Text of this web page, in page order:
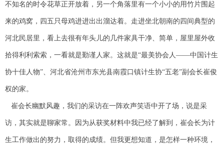
不知名的时令花草正开放着，另一个角落里有一个小小的用竹片围起
来的鸡窝，四五只母鸡进进出出溜达着。走进坐北朝南的四间典型的
河北民居里，看上去很有年头儿的几件家具干净、简单，屋里屋外收
拾得利利索索，一看就是勤谨人家。这就是“最美协会人——中国计生
协十佳人物”、河北省沧州市东光县南霞口镇计生协“五老”副会长崔俊
权的家。
崔会长幽默风趣，我们的采访在一阵欢声笑语中开了场，说是采
访，其实就是聊家常。因为从获奖材料中我已经了解到，崔会长为计
生工作做出的努力，取得的成绩。但我更想知道，是怎样一种环境，